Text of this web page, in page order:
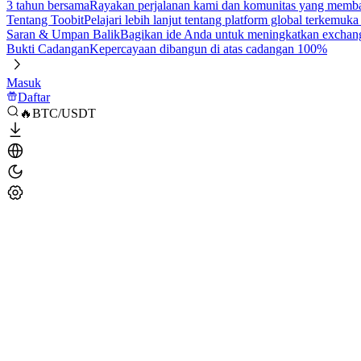
3 tahun bersamaRayakan perjalanan kami dan komunitas yang
Tentang ToobitPelajari lebih lanjut tentang platform global terkemuka
Saran & Umpan BalikBagikan ide Anda untuk meningkatkan
Bukti CadanganKepercayaan dibangun di atas cadangan 100%
Masuk
Daftar
🔥BTC/USDT